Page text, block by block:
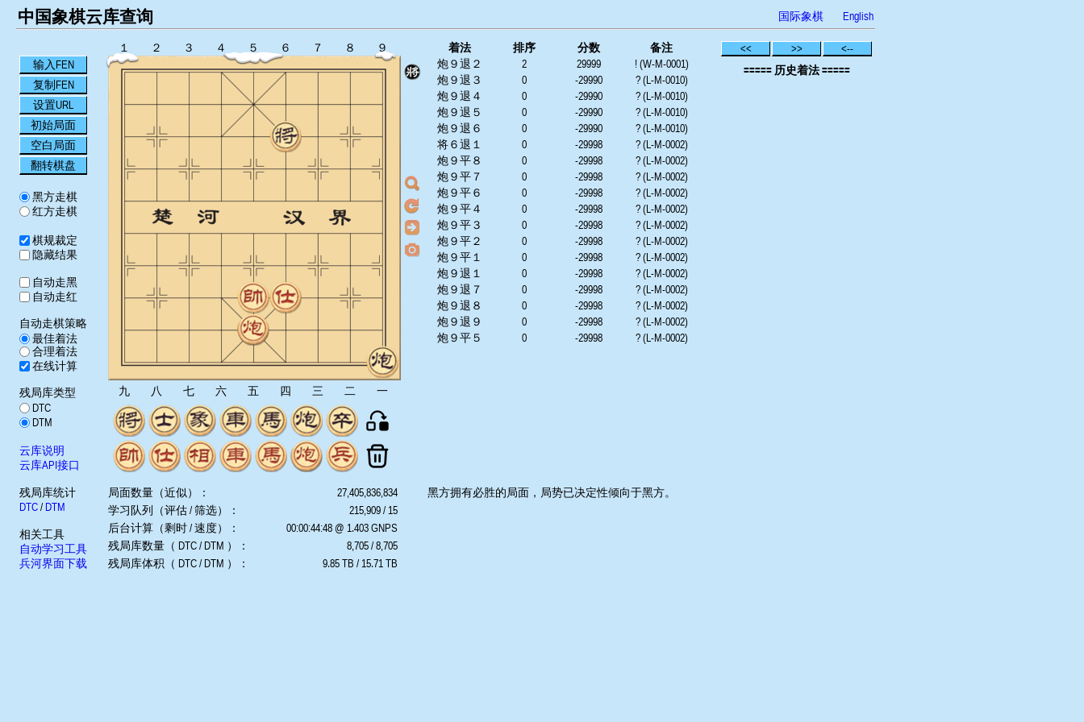
中国象棋云库查询 国际象棋 English
输入FEN
复制FEN
设置URL
初始局面
空白局面
翻转棋盘
黑方走棋
红方走棋
棋规裁定
隐藏结果
自动走黑
自动走红
自动走棋策略
最佳着法
合理着法
在线计算
残局库类型
DTC
DTM
云库说明
云库API接口
残局库统计
DTC/ DTM
相关工具
自动学习工具
兵河界面下载
１ ２ ３ ４ ５ ６ ７ ８ ９
九 八 七 六 五 四 三 二 一
局面数量（近似）：
27,405,836,834
学习队列（评估 / 筛选）：
215,909 / 15
后台计算（剩时 / 速度）：
00:00:44:48 @ 1.403 GNPS
残局库数量（ DTC / DTM ）：
8,705 / 8,705
残局库体积（ DTC / DTM ）：
9.85 TB / 15.71 TB
着法 排序 分数
备注
炮９退２
2 29999
! (W-M-0001)
炮９退３
0 -29990
? (L-M-0010)
炮９退４
0 -29990
? (L-M-0010)
炮９退５
0 -29990
? (L-M-0010)
炮９退６
0 -29990
? (L-M-0010)
将６退１
0 -29998
? (L-M-0002)
炮９平８
0 -29998
? (L-M-0002)
炮９平７
0 -29998
? (L-M-0002)
炮９平６
0 -29998
? (L-M-0002)
炮９平４
0 -29998
? (L-M-0002)
炮９平３
0 -29998
? (L-M-0002)
炮９平２
0 -29998
? (L-M-0002)
炮９平１
0 -29998
? (L-M-0002)
炮９退１
0 -29998
? (L-M-0002)
炮９退７
0 -29998
? (L-M-0002)
炮９退８
0 -29998
? (L-M-0002)
炮９退９
0 -29998
? (L-M-0002)
炮９平５
0 -29998 ? (L-M-0002)
黑方拥有必胜的局面，局势已决定性倾向于黑方。
<< >>
<--
===== 历史着法 =====